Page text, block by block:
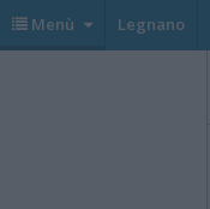
Menù Legnano